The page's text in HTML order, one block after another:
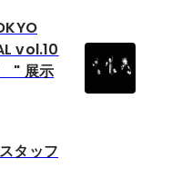
vol.10
" 展示
タッフ